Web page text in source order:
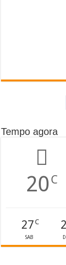
Tempo agora
20 C
27C
SAB